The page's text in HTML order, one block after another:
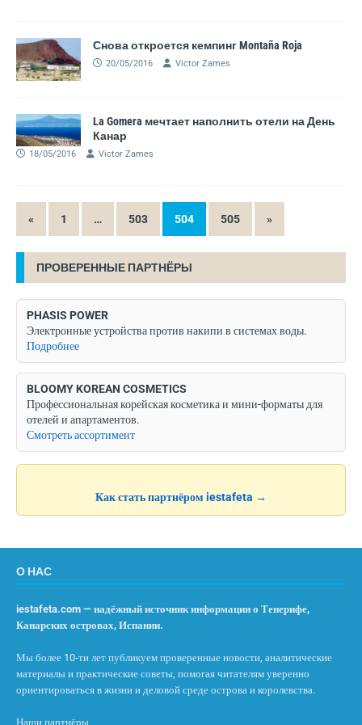
Снова откроется кемпинг Montaña Roja
20/05/2016 Victor Zames
La Gomera мечтает наполнить отели на День
Канар
18/05/2016 Victor Zames
« 1 … 503 504 505 »
ПРОВЕРЕННЫЕ ПАРТНЁРЫ
PHASIS POWER
Электронные устройства против накипи в системах воды.
Подробнее
BLOOMY KOREAN COSMETICS
Профессиональная корейская косметика и мини-форматы для
отелей и апартаментов.
Смотреть ассортимент
Как стать партнёром iestafeta →
О НАС
iestafeta.com — надёжный источник информации о Тенерифе,
Канарских островах, Испании.
Мы более 10-ти лет публикуем проверенные новости, аналитические
материалы и практические советы, помогая читателям уверенно
ориентироваться в жизни и деловой среде острова и королевства.
Наши партнёры